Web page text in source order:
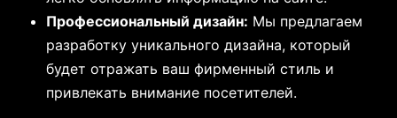
Профессиональный дизайн: Мы предлагаем
разработку уникального дизайна, который
будет отражать ваш фирменный стиль и
привлекать внимание посетителей.